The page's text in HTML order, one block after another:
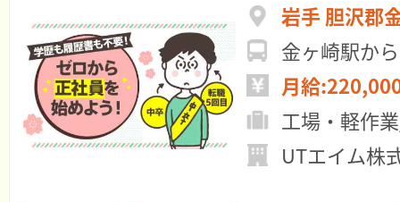
岩手 胆沢郡
金ヶ崎駅か
月給
工場・軽作
UTエイム株